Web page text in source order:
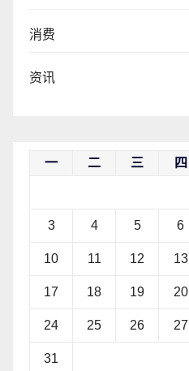
消费
资讯
一 二 三 四
3 4 5 6
10 11 12 13
17 18 19 20
24 25 26 27
31